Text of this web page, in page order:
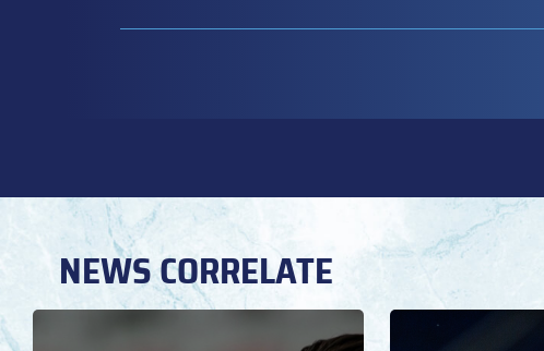
NEWS CORRELATE